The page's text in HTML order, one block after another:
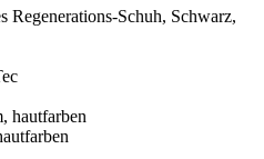
Schuh, Schwarz,